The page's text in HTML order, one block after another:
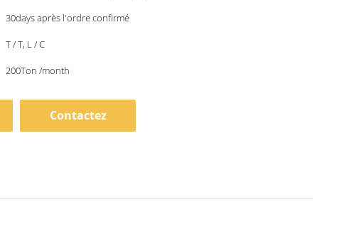
30days après l'ordre confirmé
T / T, L / C
200Ton /month
Contactez